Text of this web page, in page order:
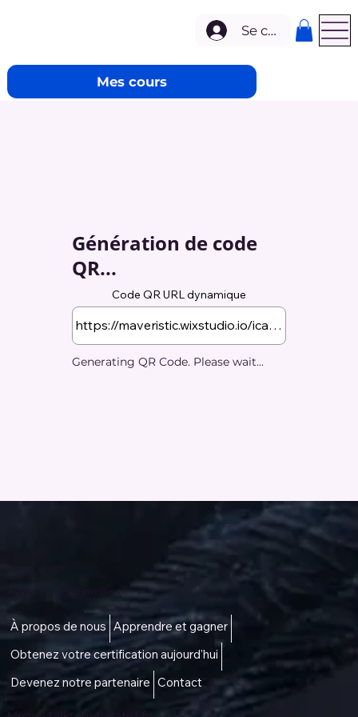
Mes cours
Se connecter
Génération de code
QR...
Code QR URL dynamique
Generating QR Code. Please wait...
Accès à une vie meilleure
À propos de nous Apprendre et gagner
Obtenez votre certification aujourd'hui
Devenez notre partenaire Contact